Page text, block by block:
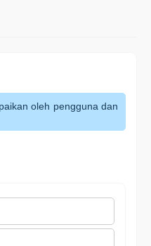
oleh pengguna dan